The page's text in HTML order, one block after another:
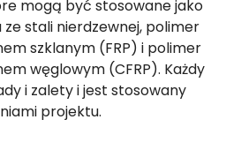
mogą być stosowane jako
stali nierdzewnej, polimer
szklanym (FRP) i polimer
węglowym (CFRP). Każdy
i zalety i jest stosowany
projektu.